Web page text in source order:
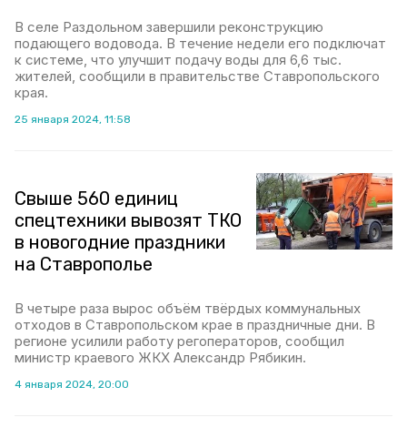
В селе Раздольном завершили реконструкцию
подающего водовода. В течение недели его подключат
к системе, что улучшит подачу воды для 6,6 тыс.
жителей, сообщили в правительстве Ставропольского
края.
25 января 2024, 11:58
Свыше 560 единиц
спецтехники вывозят ТКО
в новогодние праздники
на Ставрополье
В четыре раза вырос объём твёрдых коммунальных
отходов в Ставропольском крае в праздничные дни. В
регионе усилили работу регоператоров, сообщил
министр краевого ЖКХ Александр Рябикин.
4 января 2024, 20:00